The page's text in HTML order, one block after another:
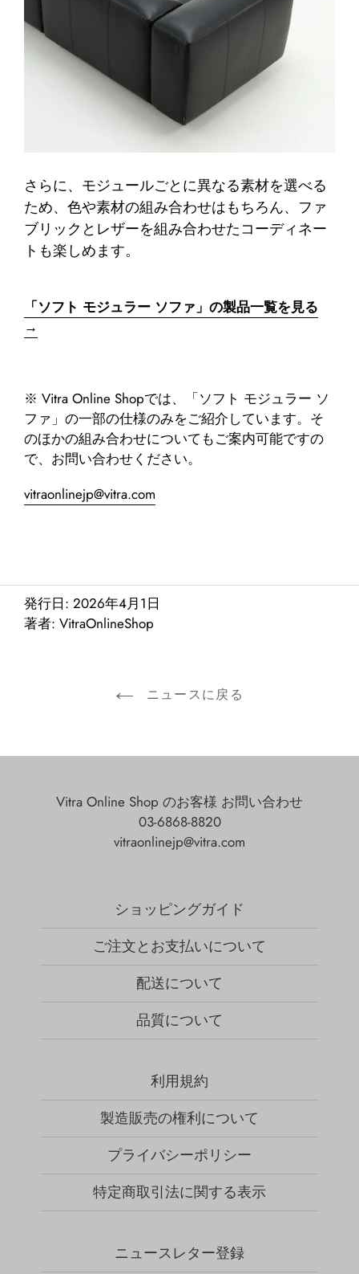
さらに、モジュールごとに異なる素材を選べる
ため、色や素材の組み合わせはもちろん、ファ
ブリックとレザーを組み合わせたコーディネー
トも楽しめます。
「ソフト モジュラー ソファ」の製品一覧を見る
→
※ Vitra Online Shopでは、「ソフト モジュラー ソ
ファ」の一部の仕様のみをご紹介しています。そ
のほかの組み合わせについてもご案内可能ですの
で、お問い合わせください。
vitraonlinejp@vitra.com
発行日: 2026年4月1日
著者: VitraOnlineShop
ニュースに戻る
Vitra Online Shop のお客様 お問い合わせ
03-6868-8820
vitraonlinejp@vitra.com
ショッピングガイド
ご注文とお支払いについて
配送について
品質について
利用規約
製造販売の権利について
プライバシーポリシー
特定商取引法に関する表示
ニュースレター登録